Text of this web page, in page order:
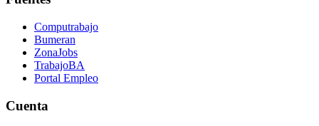
Computrabajo
Bumeran
ZonaJobs
TrabajoBA
Portal Empleo
Cuenta